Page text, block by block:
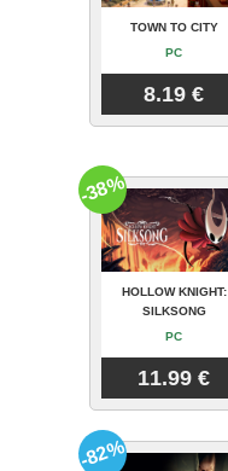
TOWN TO CITY
PC
8.19 €
HOLLOW KNIGHT:
SILKSONG
PC
11.99 €
-38%
-82%